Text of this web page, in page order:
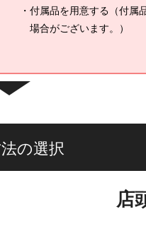
付属品を用意する（付属
場合がございます。）
の選択
店